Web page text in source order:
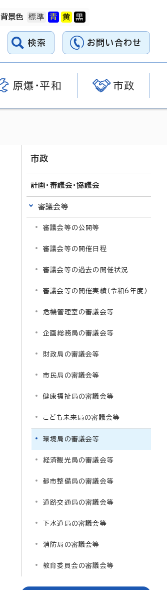
背景色
検索 お問い合わせ
原爆・平和 市政
市政
計画・審議会・協議会
審議会等
審議会等の公開等
審議会等の開催日程
審議会等の過去の開催状況
審議会等の開催実績（令和6年度）
危機管理室の審議会等
企画総務局の審議会等
財政局の審議会等
市民局の審議会等
健康福祉局の審議会等
こども未来局の審議会等
環境局の審議会等
経済観光局の審議会等
都市整備局の審議会等
道路交通局の審議会等
下水道局の審議会等
消防局の審議会等
教育委員会の審議会等